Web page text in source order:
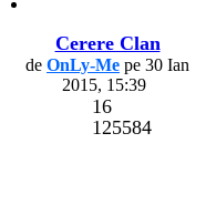
125584
Cerere Clan
de OnLy-Me
2015, 15:39
16